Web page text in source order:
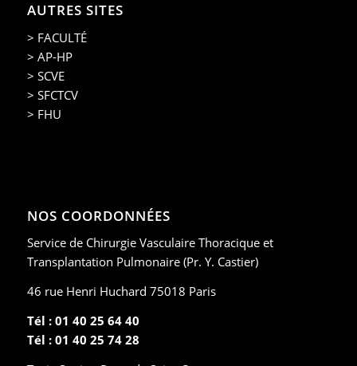
AUTRES SITES
> FACULTÉ
> AP-HP
> SCVE
> SFCTCV
> FHU
NOS COORDONNÉES
Service de Chirurgie Vasculaire Thoracique et
Transplantation Pulmonaire (Pr. Y. Castier)
46 rue Henri Huchard 75018 Paris
Tél : 01 40 25 64 40
Tél : 01 40 25 74 28